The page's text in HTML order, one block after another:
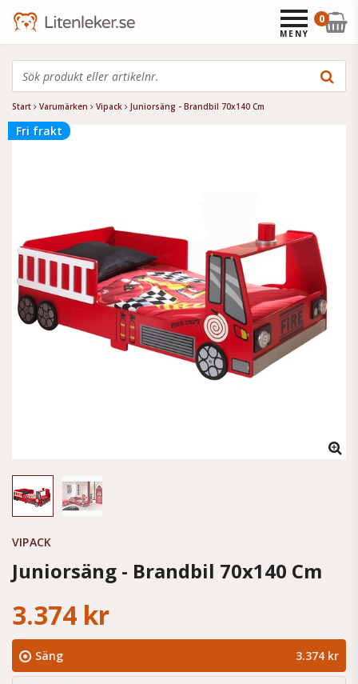
Start Varumärken Vipack Juniorsäng - Brandbil 70x140 Cm
Fri frakt
VIPACK
Juniorsäng - Brandbil 70x140 Cm
3.374 kr
Säng 3.374 kr
0
MENY